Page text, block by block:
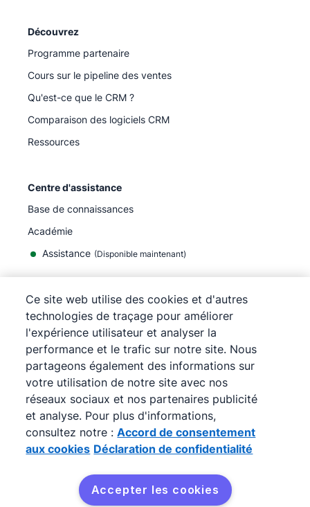
Découvrez
Programme partenaire
Cours sur le pipeline des ventes
Qu'est-ce que le CRM ?
Comparaison des logiciels CRM
Ressources
Centre d'assistance
Base de connaissances
Académie
Assistance (Disponible maintenant)
©2026Pipedrive
Pipedrive
Conditions d'utilisation
Pipedrive
Politique de confidentialité
Plan du site
Accord de consentement aux cookies
Préférences de cookies
Pipedrive est un CRM en ligne pour la vente.
Ce site web utilise des cookies et d'autres
technologies de traçage pour améliorer
l'expérience utilisateur et analyser la
performance et le trafic sur notre site. Nous
partageons également des informations sur
votre utilisation de notre site avec nos
réseaux sociaux et nos partenaires publicité
et analyse. Pour plus d'informations,
consultez notre : Accord de consentement
aux cookies Déclaration de confidentialité
Accepter les cookies